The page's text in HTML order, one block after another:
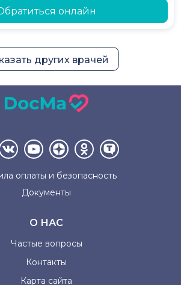
онлайн
других врачей
оплаты и безопасность
Документы
О НАС
Частые вопросы
Контакты
Карта сайта